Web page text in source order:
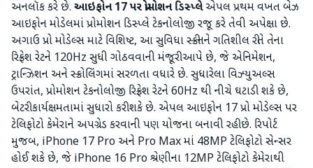
અનલૉક કરે છે. આઇફોન 17 પર પ્રોમોશન ડિસ્પ્લેએપલ પ્રથમ વખત બેઝ
આઇફોન મોડેલમાં પ્રોમોશન ડિસ્પ્લે ટેકનોલોજી રજૂ કરે તેવી અપેક્ષા છે.
અગાઉ પ્રો મોડેલ્સ માટે વિશિષ્ટ, આ સુવિધા સ્ક્રીનને ગતિશીલ રીતે તેના
રિફ્રેશ રેટને 120Hz સુધી ગોઠવવાની મંજૂરી આપે છે, જે એનિમેશન,
ટ્રાન્ઝિશન અને સ્ક્રોલિંગમાં સરળતા વધારે છે. સુધારેલા વિઝ્યુઅલ્સ
ઉપરાંત, પ્રોમોશન ટેકનોલોજી રિફ્રેશ રેટને 60Hz થી નીચે ઘટાડી શકે છે,
બેટરી કાર્યક્ષમતામાં સુધારો કરી શકે છે. એપલ આઇફોન 17 પ્રો મોડેલ્સ પર
ટેલિફોટો કેમેરાને અપગ્રેડ કરવાની પણ યોજના બનાવી રહી છે. રિપોર્ટ
મુજબ, iPhone 17 Pro અને Pro Max માં 48MP ટેલિફોટો સેન્સર
હોઈ શકે છે, જે iPhone 16 Pro શ્રેણીના 12MP ટેલિફોટો કેમેરાથી